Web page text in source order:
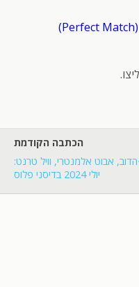
פרק אחרון לעונה של הזיווג המושלם (Perfect Match)
הכתבה הקודמת
הדוב, אבוט אלמנטרי, וויל טרנט:
יולי 2024 בדיסני פלוס